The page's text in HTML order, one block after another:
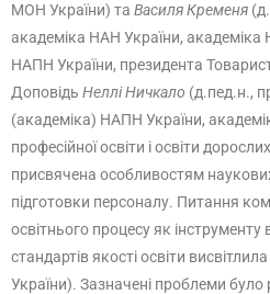
МОН України) та Василя Кременя
академіка НАН України, академіка
НАПН України, президента
Доповідь Неллі Ничкало (д.пед.н.,
(академіка) НАПН України,
професійної освіти і освіти
присвячена особливостям
підготовки персоналу. Питання
освітнього процесу як
стандартів якості освіти висвітлила
України). Зазначені проблеми було